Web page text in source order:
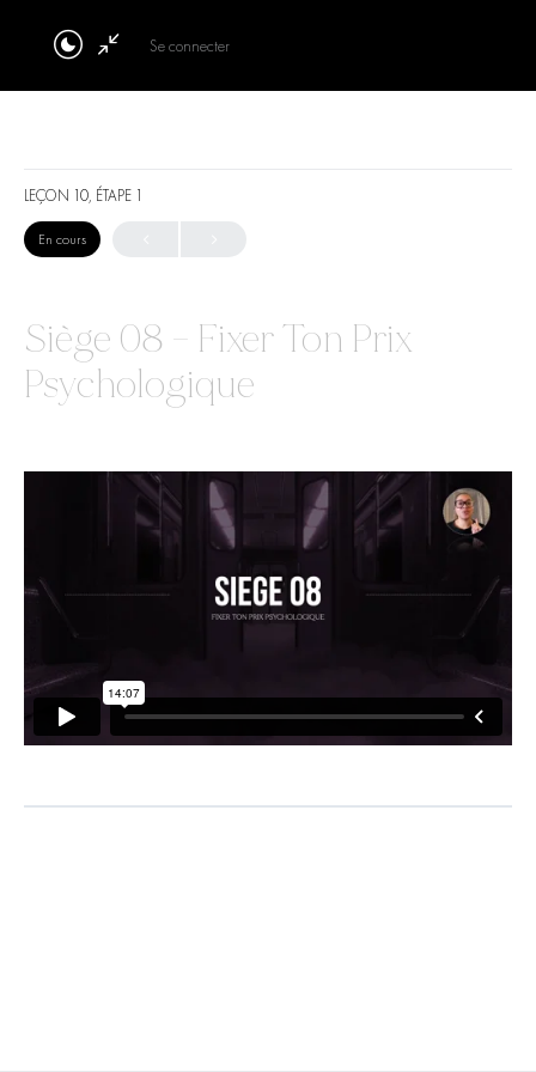
Se connecter
LEÇON 10, ÉTAPE 1
En cours
Siège 08 – Fixer Ton Prix
Psychologique